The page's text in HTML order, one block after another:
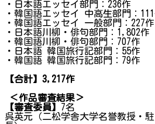
・日本語エッセイ部門：236作
・韓国語エッセイ 中高生部門：
・韓国語エッセイ 一般部門：227作
・日本語川柳・俳句部門：1,802作
・韓国語川柳・俳句部門：707作
・日本語 韓国旅行記部門：55作
・韓国語 韓国旅行記部門：79作
【合計】3,217作
＜作品審査結果＞
【審査委員】 7名
呉英元（二松学舎大学名誉教授・